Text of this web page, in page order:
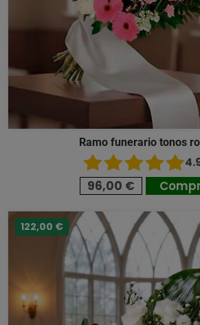
Ramo funerario tonos
96,00 €
122,00 €